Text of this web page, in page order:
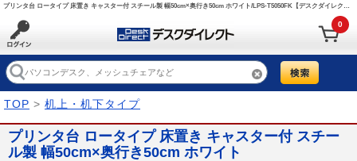
プリンタ台 ロータイプ 床置き キャスター付 スチール製 幅50cm×奥行き50cm ホワイト/LPS-T5050FK【デスクダイレクト】
0
TOP > 机上・机下タイプ
プリンタ台 ロータイプ 床置き キャスター付 スチー
ル製 幅50cm×奥行き50cm ホワイト